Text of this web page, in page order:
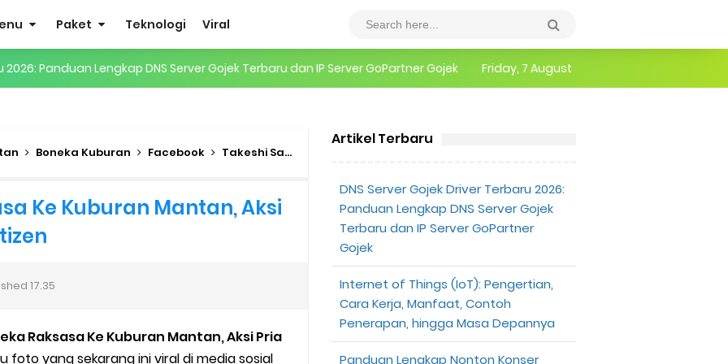
Paket Teknologi Viral
2026: Panduan Lengkap DNS Server Gojek Terbaru dan IP Server GoPartner Gojek
Cara Kerja, Manfaat, Contoh Penerapan, hingga Masa Depannya
Syarat dan Komisinya
Diterima
Online Terbaru Dari Grab
Friday, 7 August
Boneka Kuburan Facebook Takeshi San
Ke Kuburan Mantan, Aksi
17.35
Raksasa Ke Kuburan Mantan, Aksi Pria
foto yang sekarang ini viral di media sosial
Artikel Terbaru
DNS Server Gojek Driver Terbaru 2026:
Panduan Lengkap DNS Server Gojek
Terbaru dan IP Server GoPartner
Gojek
Internet of Things (IoT): Pengertian,
Cara Kerja, Manfaat, Contoh
Penerapan, hingga Masa Depannya
Panduan Lengkap Nonton Konser